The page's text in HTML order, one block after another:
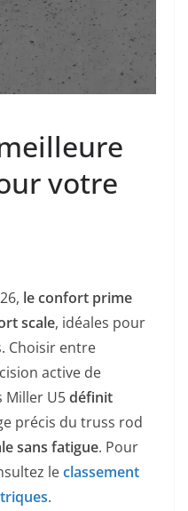
votre
le confort prime
scale, idéales pour
Choisir entre
active de
Miller U5définit
précis du truss rod
sans fatigue. Pour
leclassement
.